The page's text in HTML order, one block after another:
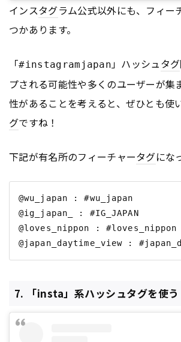
インスタグラム公式以外にも、フィー
つかあります。
「#instagramjapan 」ハッシュタグ
プされる可能性や多くのユーザーが集
性があることを考えると、ぜひとも使
グですね！
下記が有名所のフィーチャータグにな
@wu_japan : #wu_japan
@ig_japan_ : #IG_JAPAN
@loves_nippon : #loves_nippon
7. 「insta」系ハッシュタグを使う